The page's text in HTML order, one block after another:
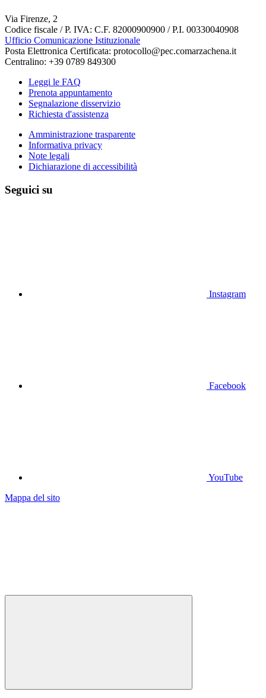
Via Firenze, 2
Codice fiscale / P. IVA: C.F. 82000900900 / P.I. 00330040908
Ufficio Comunicazione Istituzionale
Posta Elettronica Certificata: protocollo@pec.comarzachena.it
Centralino: +39 0789 849300
Leggi le FAQ
Prenota appuntamento
Segnalazione disservizio
Richiesta d'assistenza
Amministrazione trasparente
Informativa privacy
Note legali
Dichiarazione di accessibilità
Seguici su
Instagram
Facebook
YouTube
Mappa del sito